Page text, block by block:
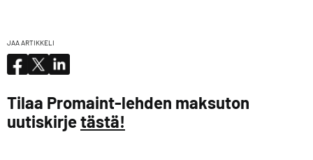
JAA ARTIKKELI
Tilaa Promaint-lehden maksuton
uutiskirjetästä!